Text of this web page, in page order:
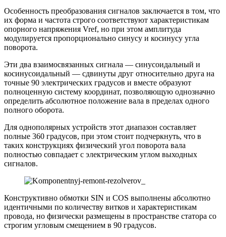
Особенность преобразования сигналов заключается в том, что
их форма и частота строго соответствуют характеристикам
опорного напряжения Vref, но при этом амплитуда
модулируется пропорционально синусу и косинусу угла
поворота.
Эти два взаимосвязанных сигнала — синусоидальный и
косинусоидальный — сдвинуты друг относительно друга на
точные 90 электрических градусов и вместе образуют
полноценную систему координат, позволяющую однозначно
определить абсолютное положение вала в пределах одного
полного оборота.
Для однополярных устройств этот диапазон составляет
полные 360 градусов, при этом стоит подчеркнуть, что в
таких конструкциях физический угол поворота вала
полностью совпадает с электрическим углом выходных
сигналов.
Конструктивно обмотки SIN и COS выполнены абсолютно
идентичными по количеству витков и характеристикам
провода, но физически размещены в пространстве статора со
строгим угловым смещением в 90 градусов.